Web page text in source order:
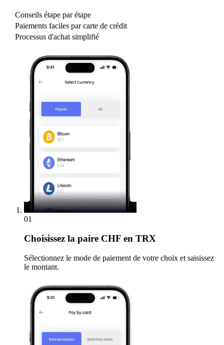
Conseils étape par étape
Paiements faciles par carte de crédit
Processus d'achat simplifié
01
Choisissez la paire CHF en TRX
Sélectionnez le mode de paiement de votre choix et saisissez
le montant.